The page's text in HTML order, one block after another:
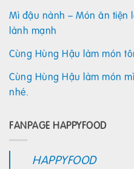
Mì đậu nành – Món ăn tiện
lành mạnh
Cùng Hùng Hậu làm món
Cùng Hùng Hậu làm món
nhé.
FANPAGE HAPPYFOOD
HAPPYFOOD